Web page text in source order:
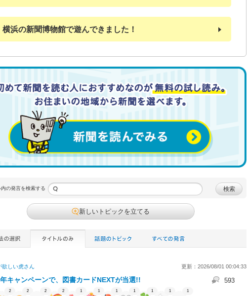
横浜の新聞博物館で遊んできました！
の発言を検索する 検索
新しいトピックを立てる
欲しい虎さん 更新：2026/08/01 00:04:33
キャンペーンで、図書カードNEXTが当選!! 593
2 2 2 2 1 1 1 1 1 1 1